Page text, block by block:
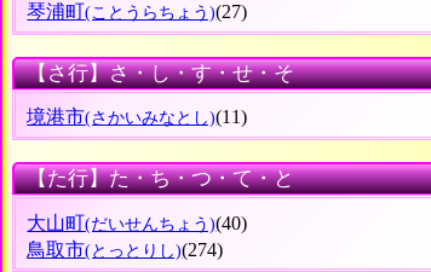
琴浦町(ことうらちょう)(27)
【さ行】さ・し・す・せ・そ
境港市(さかいみなとし)(11)
【た行】た・ち・つ・て・と
大山町(だいせんちょう)(40)
鳥取市(とっとりし)(274)